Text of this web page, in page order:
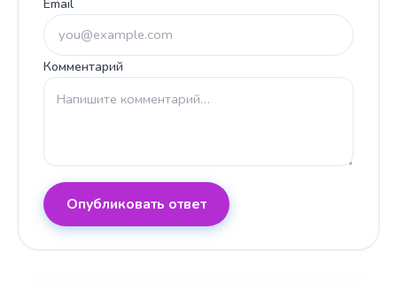
Email
Комментарий
Опубликовать ответ